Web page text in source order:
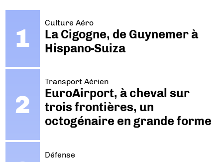
Culture Aéro
La Cigogne, de Guynemer à
Hispano-Suiza
Transport Aérien
EuroAirport, à cheval sur
trois frontières, un
octogénaire en grande forme
Défense